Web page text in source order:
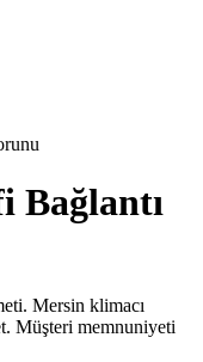
Bağlantı
Mersin klimacı
Müşteri memnuniyeti